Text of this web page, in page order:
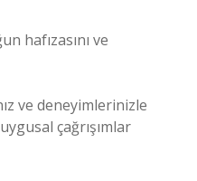
hafızasını ve
ve deneyimlerinizle
çağrışımlar